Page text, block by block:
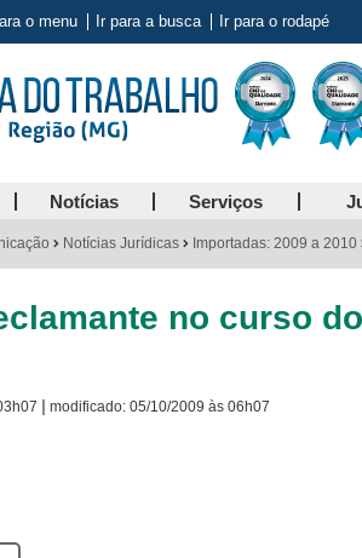
o menu Ir para a busca Ir para o rodapé
Notícias Serviços
Notícias Jurídicas Importadas: 2009 a 2010
no curso
| modificado: 05/10/2009 às 06h07